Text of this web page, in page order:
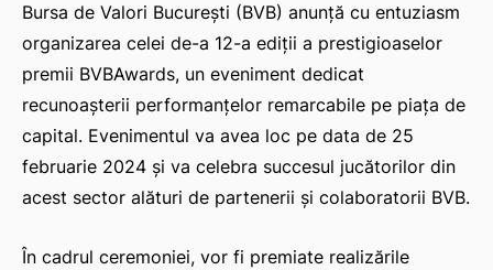
Bursa de Valori București (BVB) anunță cu entuziasm
organizarea celei de-a 12-a ediții a prestigioaselor
premii BVBAwards, un eveniment dedicat
recunoașterii performanțelor remarcabile pe piața de
capital. Evenimentul va avea loc pe data de 25
februarie 2024 și va celebra succesul jucătorilor din
acest sector alături de partenerii și colaboratorii BVB.
În cadrul ceremoniei, vor fi premiate realizările